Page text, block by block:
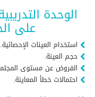
الوحدة
على
استخدام العينات الإحصائية.
حجم العينة.
الفروض عن مستوى
احتمالات خطأ المعاينة.